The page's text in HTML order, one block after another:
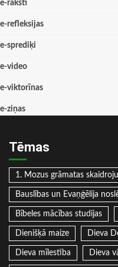
e-raksti
e-refleksijas
e-sprediķi
e-video
e-viktorīnas
e-ziņas
Tēmas
1. Mozus grāmatas
Bauslības un Evaņģēlija
Bībeles mācības studijas
Dienišķā maize Dieva
Dieva mīlestība Dieva